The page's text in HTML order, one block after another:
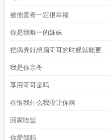
被他爱着一定很幸福
你是我唯一的妹妹
把病养好想扇哥哥的时候就能更用
力一些
我是你亲哥
享用哥哥是吗
在恨我什么我没让你爽
回家吃饭
你爱我吗